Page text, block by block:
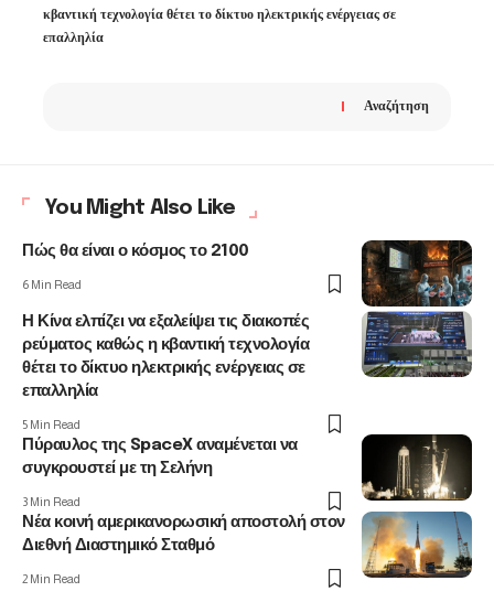
κβαντική τεχνολογία θέτει το δίκτυο ηλεκτρικής ενέργειας σε
επαλληλία
Αναζήτηση
You Might Also Like
Πώς θα είναι ο κόσμος το 2100
6 Min Read
Η Κίνα ελπίζει να εξαλείψει τις διακοπές
ρεύματος καθώς η κβαντική τεχνολογία
θέτει το δίκτυο ηλεκτρικής ενέργειας σε
επαλληλία
5 Min Read
Πύραυλος της SpaceX αναμένεται να
συγκρουστεί με τη Σελήνη
3 Min Read
Νέα κοινή αμερικανορωσική αποστολή στον
Διεθνή Διαστημικό Σταθμό
2 Min Read